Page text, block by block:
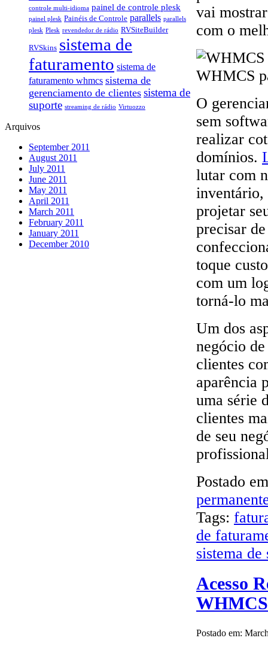
controle multi-idioma painel de controle plesk
painel plesk Painéis de Controle parallels parallels
plesk Plesk revendedor de rádio RVSiteBuilder
RVSkins sistema de
faturamento sistema de
faturamento whmcs sistema de
gerenciamento de clientes sistema de
suporte streaming de rádio Virtuozzo
Arquivos
September 2011
August 2011
July 2011
June 2011
May 2011
April 2011
March 2011
February 2011
January 2011
December 2010
vai
com o
O
sem
realizar
domínios.
lutar com
inventário,
projetar
precisar
toque
com um
torná-lo
Um dos
negócio
clientes
aparência
uma série
clientes
de seu
Postado
Tags:
de
sistema de
Acesso
WHMCS
Postado em: